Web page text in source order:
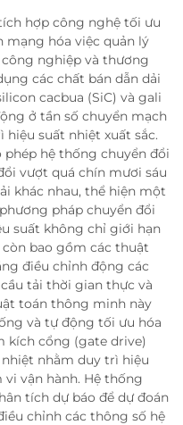
hợp công nghệ tối ưu
mạng hóa việc quản lý
nghiệp và thương
các chất bán dẫn dải
cacbua (SiC) và gali
ở tần số chuyển mạch
suất nhiệt xuất sắc.
hệ thống chuyển đổi
vượt quá chín mươi sáu
khác nhau, thể hiện một
pháp chuyển đổi
suất không chỉ giới hạn
bao gồm các thuật
điều chỉnh động các
tải thời gian thực và
toán thông minh này
và tự động tối ưu hóa
kích cổng (gate drive)
nhằm duy trì hiệu
vận hành. Hệ thống
tích dự báo để dự đoán
chỉnh các thông số hệ